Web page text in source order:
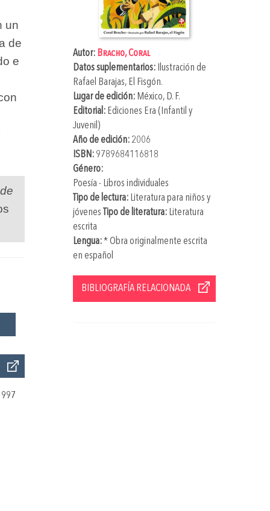
Autor: Bracho, Coral
Datos suplementarios: Ilustración de
Rafael Barajas, El Fisgón.
Lugar de edición: México, D. F.
Editorial: Ediciones Era (Infantil y
Juvenil)
Año de edición:2006
ISBN: 9789684116818
Género:
Poesía - Libros individuales
Tipo de lectura:Literatura para niños y
jóvenes Tipo de literatura:Literatura
escrita
Lengua:* Obra originalmente escrita
en español
BIBLIOGRAFÍA RELACIONADA
un
de
e